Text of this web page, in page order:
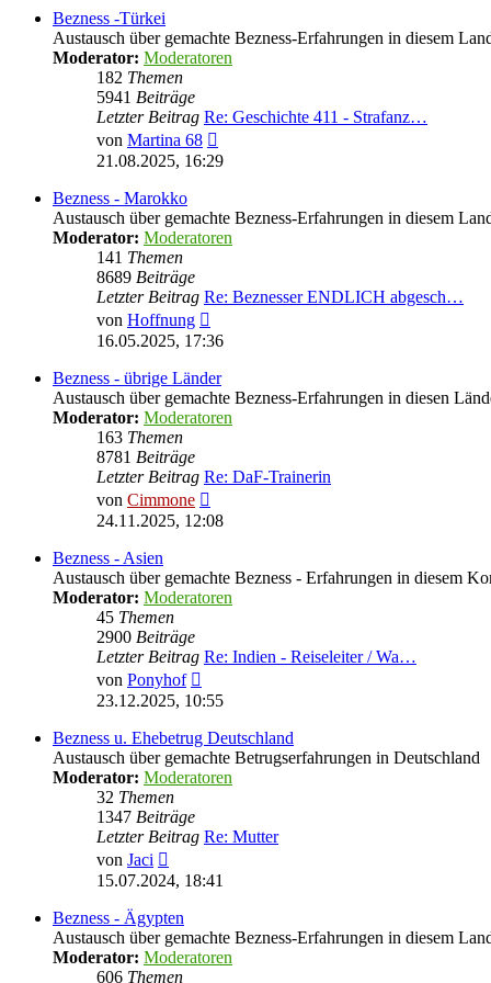
Bezness -Türkei
Austausch über gemachte Bezness-Erfahrungen in diesem
Moderator: Moderatoren
182 Themen
5941 Beiträge
Letzter Beitrag Re: Geschichte 411 - Strafanz…
von Martina 68
Beitrag
21.08.2025, 16:29
Bezness - Marokko
Austausch über gemachte Bezness-Erfahrungen in diesem
Moderator: Moderatoren
141 Themen
8689 Beiträge
Letzter Beitrag Re: Beznesser ENDLICH abgesch…
von Hoffnung
Beitrag
16.05.2025, 17:36
Bezness - übrige Länder
Austausch über gemachte Bezness-Erfahrungen in diesen
Moderator: Moderatoren
163 Themen
8781 Beiträge
Letzter Beitrag Re: DaF-Trainerin
von Cimmone
Beitrag
24.11.2025, 12:08
Bezness - Asien
Austausch über gemachte Bezness - Erfahrungen in diesem
Moderator: Moderatoren
45 Themen
2900 Beiträge
Letzter Beitrag Re: Indien - Reiseleiter / Wa…
von Ponyhof
Beitrag
23.12.2025, 10:55
Bezness u. Ehebetrug Deutschland
Austausch über gemachte Betrugserfahrungen in Deutschland
Moderator: Moderatoren
32 Themen
1347 Beiträge
Letzter Beitrag Re: Mutter
von Jaci
Beitrag
15.07.2024, 18:41
Bezness - Ägypten
Austausch über gemachte Bezness-Erfahrungen in diesem
Moderator: Moderatoren
606 Themen